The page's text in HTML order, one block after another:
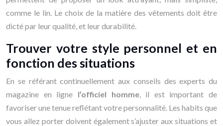
comme le lin. Le choix de la matière des vêtements doit être
dicté par leur qualité, et leur durabilité.
Trouver votre style personnel et en
fonction des situations
En se référant continuellement aux conseils des experts du
magazine en ligne l’officiel homme, il est important de
favoriser une tenue reflétant votre personnalité. Les habits que
vous allez porter doivent également s’ajuster aux situations et